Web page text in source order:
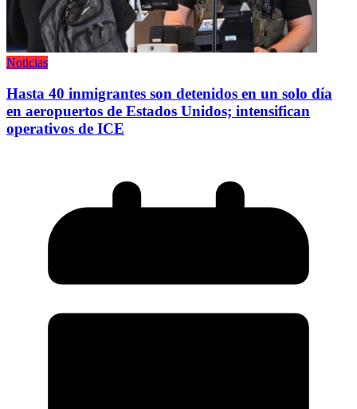
Noticias
Hasta 40 inmigrantes son detenidos en un solo día
en aeropuertos de Estados Unidos; intensifican
operativos de ICE